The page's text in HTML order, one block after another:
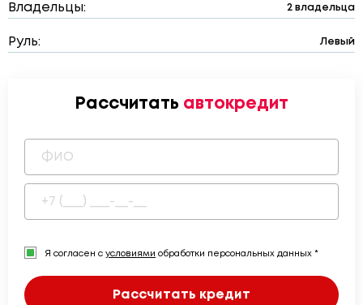
Владельцы: 2 владельца
Руль: Левый
Рассчитать автокредит
Я согласен с условиями обработки персональных данных *
Рассчитать кредит